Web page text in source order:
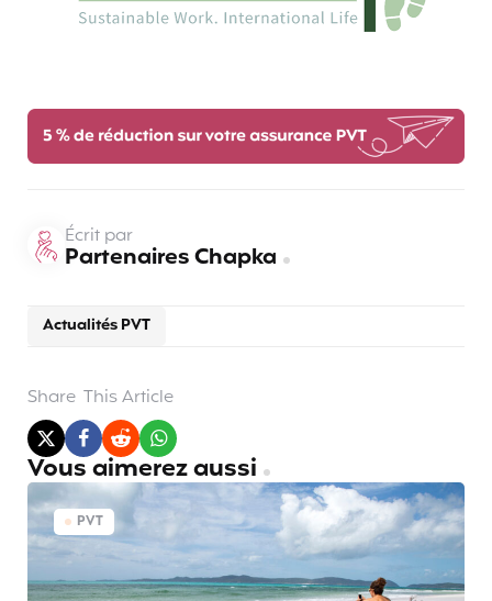
Actualités PVT
Écrit par
Partenaires Chapka
Share This Article
Vous aimerez aussi
PVT